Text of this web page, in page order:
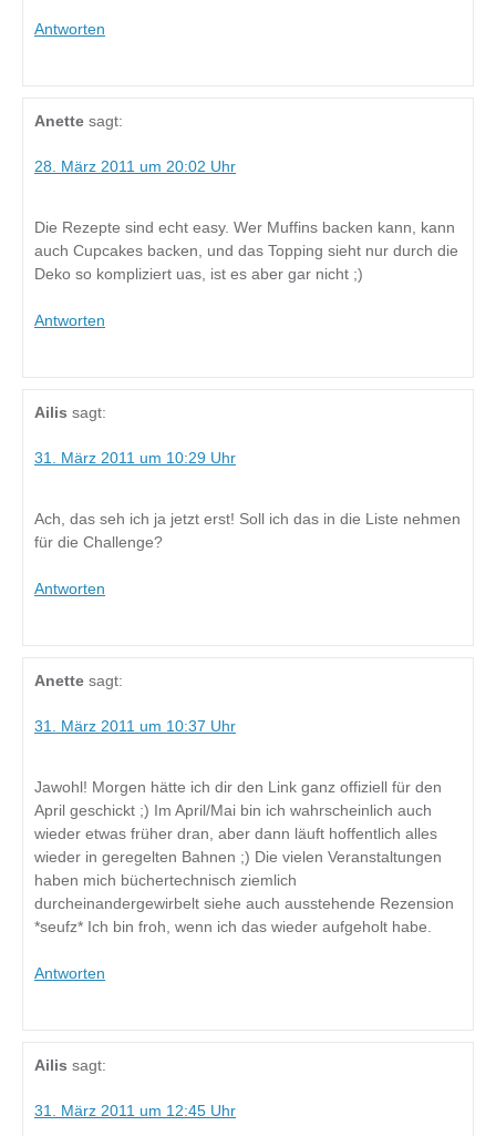
Antworten
Anette sagt:
28. März 2011 um 20:02 Uhr
Die Rezepte sind echt easy. Wer Muffins backen kann, kann
auch Cupcakes backen, und das Topping sieht nur durch die
Deko so kompliziert uas, ist es aber gar nicht ;)
Antworten
Ailis sagt:
31. März 2011 um 10:29 Uhr
Ach, das seh ich ja jetzt erst! Soll ich das in die Liste nehmen
für die Challenge?
Antworten
Anette sagt:
31. März 2011 um 10:37 Uhr
Jawohl! Morgen hätte ich dir den Link ganz offiziell für den
April geschickt ;) Im April/Mai bin ich wahrscheinlich auch
wieder etwas früher dran, aber dann läuft hoffentlich alles
wieder in geregelten Bahnen ;) Die vielen Veranstaltungen
haben mich büchertechnisch ziemlich
durcheinandergewirbelt siehe auch ausstehende Rezension
*seufz* Ich bin froh, wenn ich das wieder aufgeholt habe.
Antworten
Ailis sagt:
31. März 2011 um 12:45 Uhr